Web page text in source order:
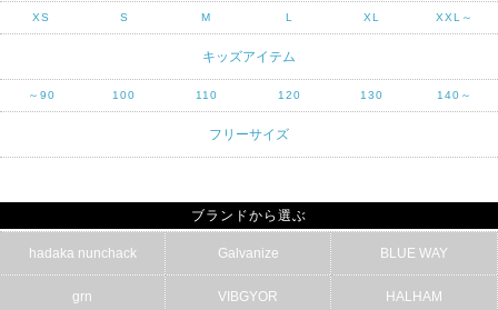
XS S M L XL XXL～
キッズアイテム
～90 100 110 120 130 140～
フリーサイズ
ブランドから選ぶ
hadaka nunchack Galvanize BLUE WAY
grn VIBGYOR HALHAM